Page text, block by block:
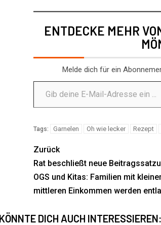
ENTDECKE MEHR
Melde dich für ein
Tags: Garnelen Oh wie lecker Rezept
Zurück
Rat beschließt neue
OGS und Kitas: Familien mit
mittleren Einkommen werden
DICH AUCH INTERESSIEREN: